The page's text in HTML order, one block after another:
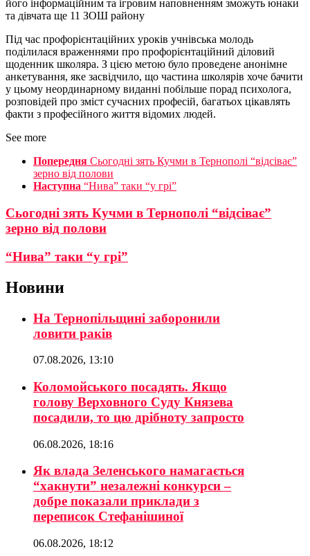
його інформаційним та ігровим наповненням зможуть юнаки
та дівчата ще 11 ЗОШ району
Під час профорієнтаційних уроків учнівська молодь
поділилася враженнями про профорієнтаційний діловий
щоденник школяра. З цією метою було проведене анонімне
анкетування, яке засвідчило, що частина школярів хоче бачити
у цьому неординарному виданні побільше порад психолога,
розповідей про зміст сучасних професій, багатьох цікавлять
факти з професійного життя відомих людей.
See more
Попередня Сьогодні зять Кучми в Тернополі “відсіває”
зерно від полови
Наступна “Нива” таки “у грі”
Сьогодні зять Кучми в Тернополі “відсіває”
зерно від полови
“Нива” таки “у грі”
Новини
На Тернопільщині заборонили
ловити раків
07.08.2026, 13:10
Коломойського посадять. Якщо
голову Верховного Суду Князева
посадили, то цю дрібноту запросто
06.08.2026, 18:16
Як влада Зеленського намагається
“хакнути” незалежні конкурси –
добре показали приклади з
переписок Стефанішиної
06.08.2026, 18:12